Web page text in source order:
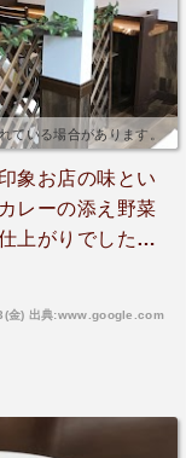
ている場合があります。
象お店の味とい
レーの添え野菜
上がりでした。
作りのこだわり
笑量はお年寄り
ょうど良いで
金) 出典:www.google.com